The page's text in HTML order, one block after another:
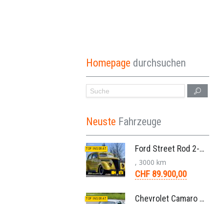
Homepage durchsuchen
Neuste Fahrzeuge
TOP INSERAT Ford Street Rod 2-Door V8 Aut. 1937
, 3000 km
CHF 89.900,00
TOP INSERAT Chevrolet Camaro SS 396 LS3 Coupe Aut. 1971